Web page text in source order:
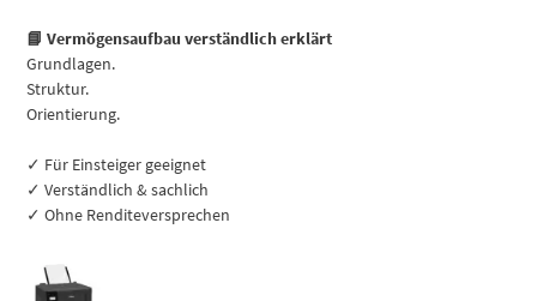
📘 Vermögensaufbau verständlich erklärt
Grundlagen.
Struktur.
Orientierung.
✓ Für Einsteiger geeignet
✓ Verständlich & sachlich
✓ Ohne Renditeversprechen